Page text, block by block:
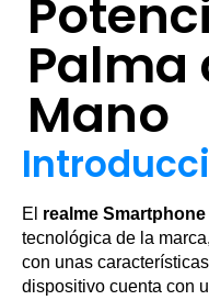
Palma
Mano
El realme Smartphone
tecnológica de la
con unas
dispositivo cuenta con